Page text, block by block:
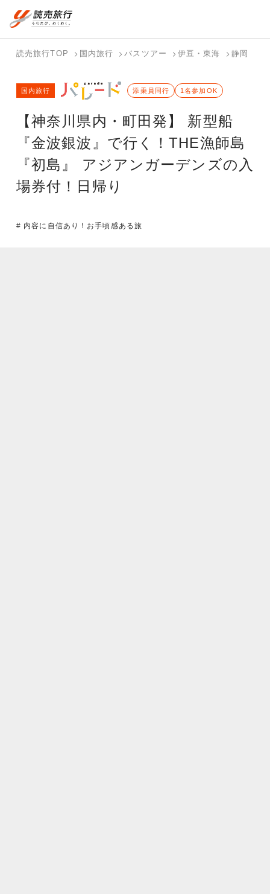
国内旅行トップ
バスツアー
を探す
個人旅行
（ブーケ）を探す
ら探す
テーマから写真から探
海外旅行トップ
海外特集か
ら探す
テーマから
探す
す
読売旅行TOP 国内旅行 バスツアー 伊豆・東海 静岡
【神奈川県内・町田発】 新型船
『金波銀波』で行く！THE漁師島
『初島』 アジアンガーデンズの入
場券付！日帰り
国内旅行 添乗員同行 1名参加OK
# 内容に自信あり！お手頃感ある旅